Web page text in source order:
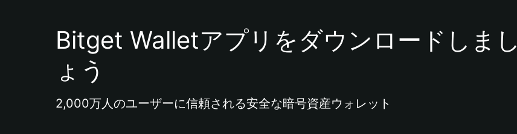
Bitget Walletアプリをダウンロードしまし
ょう
2,000万人のユーザーに信頼される安全な暗号資産ウォレット